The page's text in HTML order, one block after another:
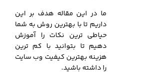
ما در این مقاله هدف بر این
داریم تا با بهترین روش به شما
حیاطی ترین نکات را آموزش
دهیم تا بتوانید با کم ترین
هزینه بهترین کیفیت وب سایت
را داشته باشید.